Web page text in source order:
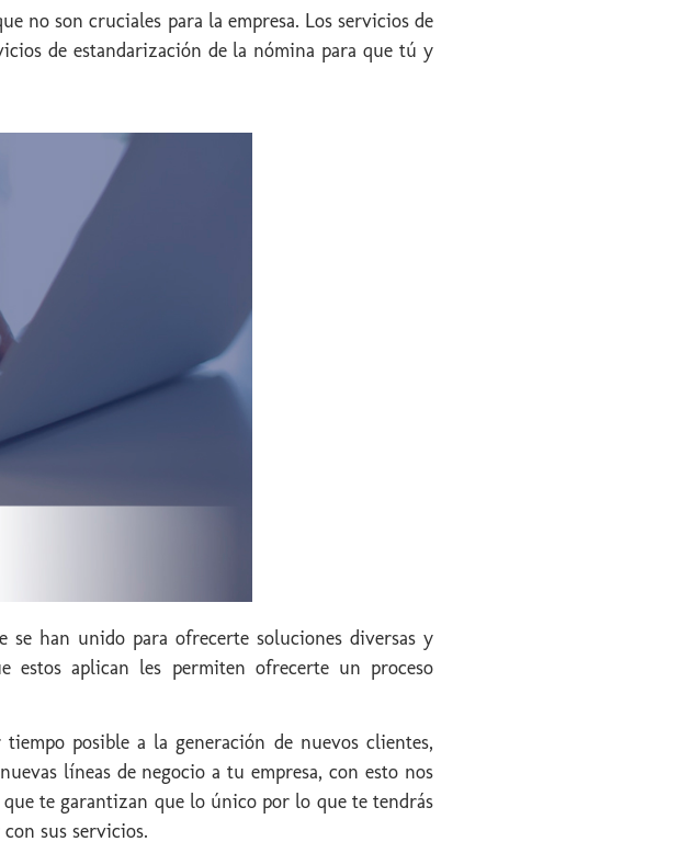
no son cruciales para la empresa. Los servicios de
de estandarización de la nómina para que tú y
se han unido para ofrecerte soluciones diversas y
estos aplican les permiten ofrecerte un proceso
posible a la generación de nuevos clientes,
líneas de negocio a tu empresa, con esto nos
te garantizan que lo único por lo que te tendrás
sus servicios.